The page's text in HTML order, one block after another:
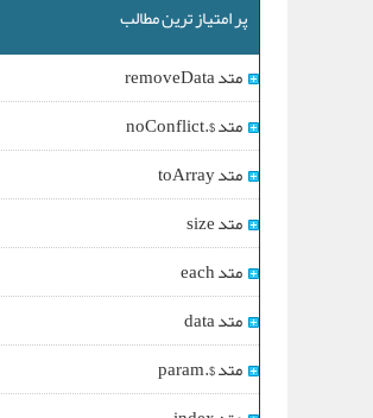
پر امتیاز ترین مطالب
متد removeData
متد $.noConflict
متد toArray
متد size
متد each
متد data
متد $.param